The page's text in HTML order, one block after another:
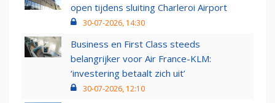
open tijdens sluiting Charleroi Airport
30-07-2026, 14:30
Business en First Class steeds
belangrijker voor Air France-KLM:
‘investering betaalt zich uit’
30-07-2026, 12:10